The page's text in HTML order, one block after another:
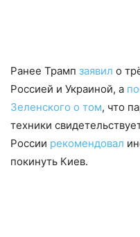
Ранее Трамп заявил о
Россией и Украиной, а
Зеленского о том, что
техники
России рекомендовал
покинуть Киев.